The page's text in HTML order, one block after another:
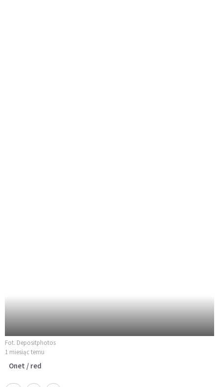
Fot. Depositphotos
1 miesiąc temu
Onet / red